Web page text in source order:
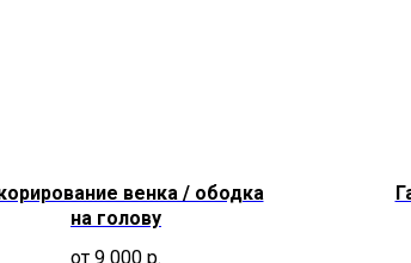
венка / ободка
на голову
от 9 000 р.